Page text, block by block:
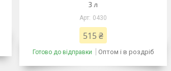
3 л
0430
515 ₴
Готово до відправки Оптом і в роздріб